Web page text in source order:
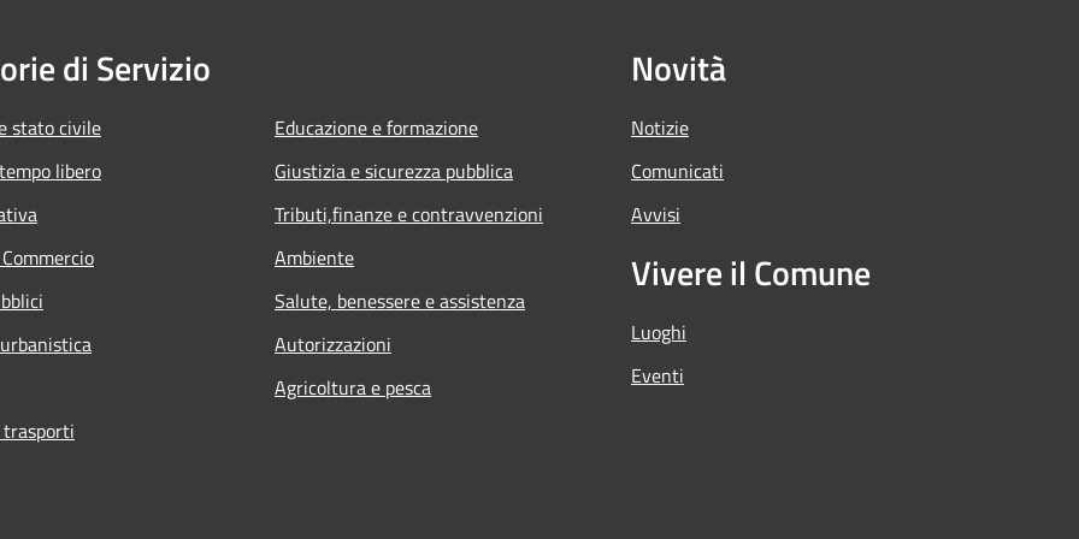
di Servizio
stato civile
libero
Educazione e formazione
Giustizia e sicurezza pubblica
Tributi,finanze e contravvenzioni
Ambiente
Salute, benessere e assistenza
Autorizzazioni
Agricoltura e pesca
Novità
Notizie
Comunicati
Avvisi
Vivere il Comune
Luoghi
Eventi